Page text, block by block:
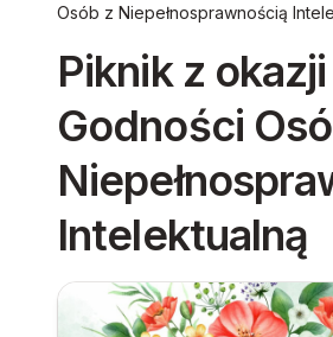
Osób z Niepełnosprawnością
Piknik z
Godności
Intelektualną